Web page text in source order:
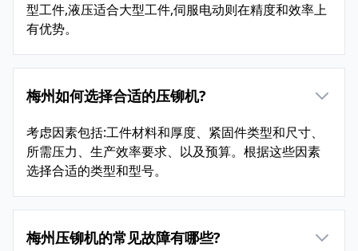
型工件,液压适合大型工件,伺服电动则在精度和效率上
有优势。
梅州如何选择合适的压铆机?
考虑因素包括:工件材料和厚度、紧固件类型和尺寸、
所需压力、生产效率要求、以及预算。根据这些因素
选择合适的类型和型号。
梅州压铆机的常见故障有哪些?